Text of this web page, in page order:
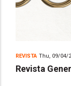
REVISTA Thu, 09/04/
Revista